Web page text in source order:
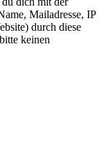
Mailadresse, IP
durch diese
keinen